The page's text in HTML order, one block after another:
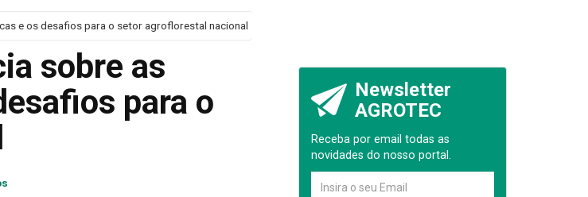
e os desafios para o setor agroflorestal nacional
sobre as
para o
Newsletter
AGROTEC
Receba por email todas as
novidades do nosso portal.